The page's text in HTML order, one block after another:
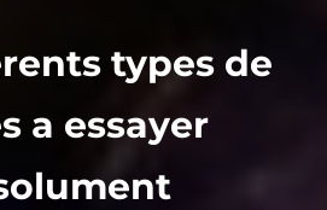
types de
a essayer